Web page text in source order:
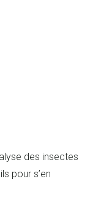
des insectes
pour s’en